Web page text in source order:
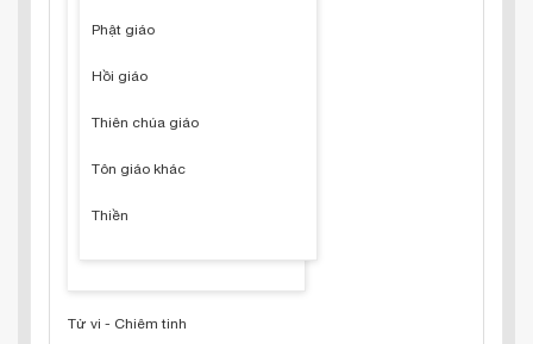
Phật giáo
Hồi giáo
Thiên chúa giáo
Tôn giáo khác
Thiền
Tử vi - Chiêm tinh